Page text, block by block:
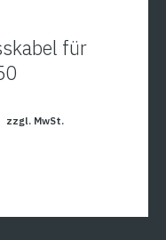
für
zzgl. MwSt.